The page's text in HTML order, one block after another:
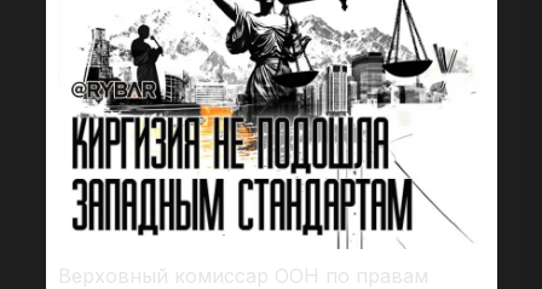
Верховный комиссар ООН по правам